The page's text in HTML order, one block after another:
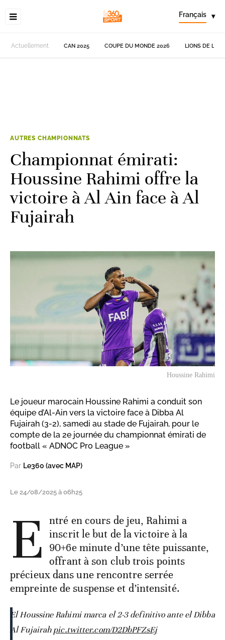
Français ▾
Actuellement CAN 2025 COUPE DU MONDE 2026 LIONS DE
AUTRES CHAMPIONNATS
Championnat émirati:
Houssine Rahimi offre la
victoire à Al Ain face à Al
Fujairah
Houssine Rahimi
Le joueur marocain Houssine Rahimi a conduit son
équipe d’Al-Ain vers la victoire face à Dibba Al
Fujairah (3-2), samedi au stade de Fujairah, pour le
compte de la 2e journée du championnat émirati de
football « ADNOC Pro League »
Par Le360 (avec MAP)
Le 24/08/2025 à 06h25
E ntré en cours de jeu, Rahimi a
inscrit le but de la victoire à la
90+6e minute d’une tête puissante,
offrant à son club trois points
précieux dans une rencontre serrée
empreinte de suspense et d’intensité.
El Houssine Rahimi marca el 2-3 definitivo ante el Dibba
Al Fujairahpic.twitter.com/D2DbPFZsEj